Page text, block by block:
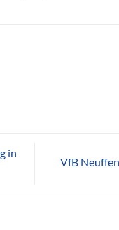
in
VfB